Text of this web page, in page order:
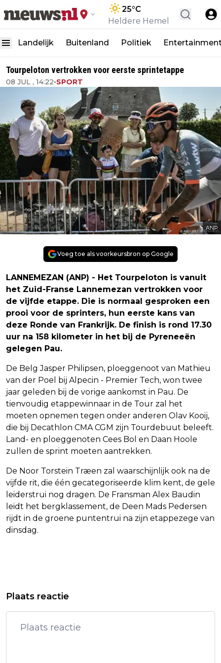
25°C
Heldere Hemel
Landelijk Buitenland Politiek
Tourpeloton vertrokken voor eerste sprintetappe
08 JUL , 14:22•SPORT
ANP
Voeg toe als voorkeursbron op Google
LANNEMEZAN (ANP) - Het Tourpeloton is vanuit
het Zuid-Franse Lannemezan vertrokken voor
de vijfde etappe. Die is normaal gesproken een
prooi voor de sprinters, hun eerste kans van
deze Ronde van Frankrijk. De finish is rond 17.30
uur na 158 kilometer in het bij de Pyreneeën
gelegen Pau.
De Belg Jasper Philipsen, ploeggenoot van Mathieu
van der Poel bij Alpecin - Premier Tech, won twee
jaar geleden bij de vorige aankomst in Pau. De
tienvoudig etappewinnaar in de Tour zal het
moeten opnemen tegen onder anderen Olav Kooij,
die bij Decathlon CMA CGM zijn Tourdebuut beleeft.
Land- en ploeggenoten Cees Bol en Daan Hoole
zullen de sprint moeten aantrekken.
De Noor Torstein Træen zal waarschijnlijk ook na de
vijfde rit, die één gecategoriseerde klim kent, de gele
leiderstrui nog dragen. De Fransman Alex Baudin
leidt het bergklassement, de Deen Mads Pedersen
rijdt in de groene puntentrui na zijn etappezege van
dinsdag.
AMSTERDAM DEZE WEEK NAAR
DUITSE ARTS KRIJGT LEVENSLANG
VOOR MOORD OP VIJFTIEN
PATIËNTEN
Plaats reactie